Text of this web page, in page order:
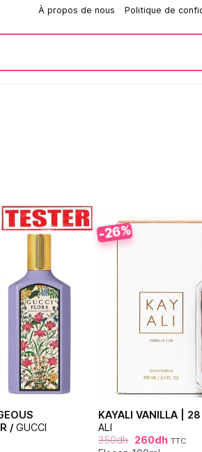
À propos de nous Politique de
/GUCCI
-26%
KAYALI VANILLA |
ALI
350dh 260dh TTC